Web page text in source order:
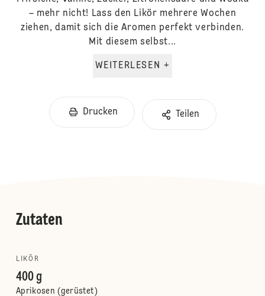
– mehr nicht! Lass den Likör mehrere Wochen
ziehen, damit sich die Aromen perfekt verbinden.
Mit diesem selbst...
WEITERLESEN +
Drucken Teilen
Zutaten
LIKÖR
400 g
Aprikosen (gerüstet)